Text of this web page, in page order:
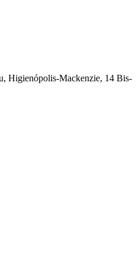
Higienópolis-Mackenzie, 14 Bis-